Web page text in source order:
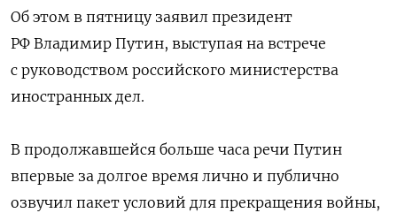
Об этом в пятницу заявил президент
РФ Владимир Путин, выступая на встрече
с руководством российского министерства
иностранных дел.
В продолжавшейся больше часа речи Путин
впервые за долгое время лично и публично
озвучил пакет условий для прекращения войны,